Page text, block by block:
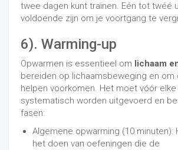
twee dagen kunt trainen. Eén tot twéé
voldoende zijn om je voortgang te
6). Warming-up
Opwarmen is essentieel om lichaam
bereiden op lichaamsbeweging en om
helpen voorkomen. Het moet vóór
systematisch worden uitgevoerd en
fasen:
Algemene opwarming (10 minuten):
het doen van oefeningen die de